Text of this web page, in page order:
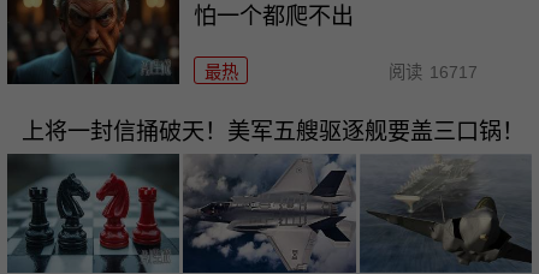
怕一个都爬不出
最热 阅读 16717
上将一封信捅破天！美军五艘驱逐舰要盖三口锅！